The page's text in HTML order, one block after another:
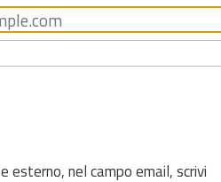
esterno, nel campo email, scrivi